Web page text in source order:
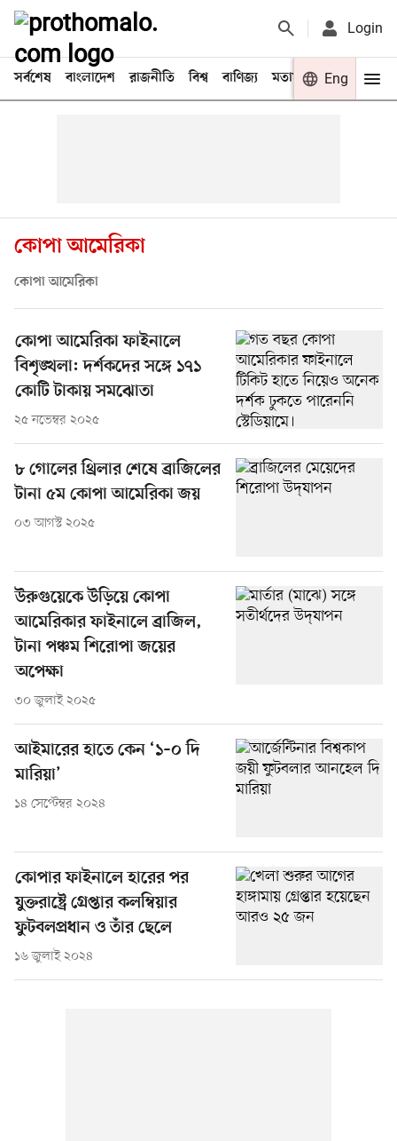
Login
সর্বশেষ বাংলাদেশ রাজনীতি বিশ্ব বাণিজ্য মতামত খেলা
Eng
কোপা আমেরিকা
কোপা আমেরিকা
কোপা আমেরিকা ফাইনালে
বিশৃঙ্খলা: দর্শকদের সঙ্গে ১৭১
কোটি টাকায় সমঝোতা
২৫ নভেম্বর ২০২৫
৮ গোলের থ্রিলার শেষে ব্রাজিলের
টানা ৫ম কোপা আমেরিকা জয়
০৩ আগস্ট ২০২৫
উরুগুয়েকে উড়িয়ে কোপা
আমেরিকার ফাইনালে ব্রাজিল,
টানা পঞ্চম শিরোপা জয়ের
অপেক্ষা
৩০ জুলাই ২০২৫
আইমারের হাতে কেন ‘১–০ দি
মারিয়া’
১৪ সেপ্টেম্বর ২০২৪
কোপার ফাইনালে হারের পর
যুক্তরাষ্ট্রে গ্রেপ্তার কলম্বিয়ার
ফুটবলপ্রধান ও তাঁর ছেলে
১৬ জুলাই ২০২৪